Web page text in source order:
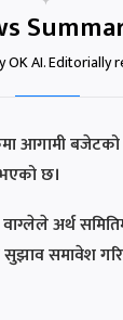
OK AI. Editorially
आगामी बजेटको
छ।
वाग्लेले अर्थ
सुझाव समावेश